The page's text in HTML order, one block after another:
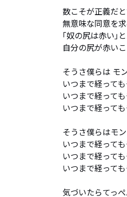
数こそが正義だ
無意味な同意を
｢奴の尻は赤い｣
自分の尻が赤い
そうさ僕らは モ
いつまで経って
いつまで経って
いつまで経って
そうさ僕らはモ
いつまで経って
いつまで経って
いつまで経って
気づいたらてっ